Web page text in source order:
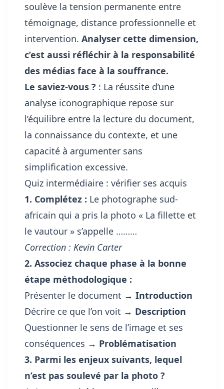
soulève la tension permanente entre
témoignage, distance professionnelle et
intervention. Analyser cette dimension,
c’est aussi réfléchir à la responsabilité
des médias face à la souffrance.
Le saviez-vous ? : La réussite d’une
analyse iconographique repose sur
l’équilibre entre la lecture du document,
la connaissance du contexte, et une
capacité à argumenter sans
simplification excessive.
Quiz intermédiaire : vérifier ses acquis
1. Complétez : Le photographe sud-
africain qui a pris la photo « La fillette et
le vautour » s’appelle ………
Correction : Kevin Carter
2. Associez chaque phase à la bonne
étape méthodologique :
Présenter le document → Introduction
Décrire ce que l’on voit → Description
Questionner le sens de l’image et ses
conséquences → Problématisation
3. Parmi les enjeux suivants, lequel
n’est pas soulevé par la photo ?